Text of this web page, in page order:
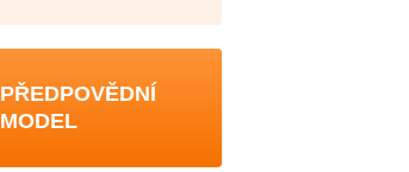
PŘEDPOVĚDNÍ
MODEL